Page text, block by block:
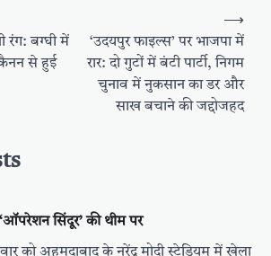
रंग: बग्घी में
से हुई
‘उदयपुर फाइल्स’ पर भाजपा में
रार: दो गुटों में बंटी पार्टी, निगम
चुनाव में नुकसान का डर और
साख बचाने की जद्दोजहद
⟶
सिंदूर’ की थीम पर
को अहमदाबाद के नरेंद्र मोदी स्टेडियम में खेला